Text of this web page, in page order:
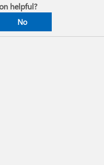
helpful?
No